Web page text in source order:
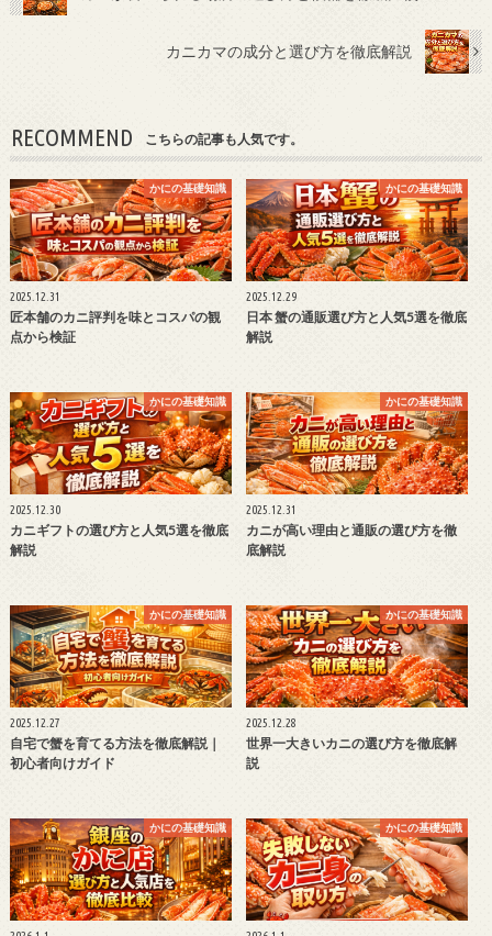
カニカマの成分と選び方を徹底解説
RECOMMEND こちらの記事も人気です。
かにの基礎知識
2025.12.31
匠本舗のカニ評判を味とコスパの観
点から検証
かにの基礎知識
2025.12.29
日本 蟹の通販選び方と人気5選を徹底
解説
かにの基礎知識
2025.12.30
カニギフトの選び方と人気5選を徹底
解説
かにの基礎知識
2025.12.31
カニが高い理由と通販の選び方を徹
底解説
かにの基礎知識
2025.12.27
自宅で蟹を育てる方法を徹底解説｜
初心者向けガイド
かにの基礎知識
2025.12.28
世界一大きいカニの選び方を徹底解
説
かにの基礎知識 かにの基礎知識